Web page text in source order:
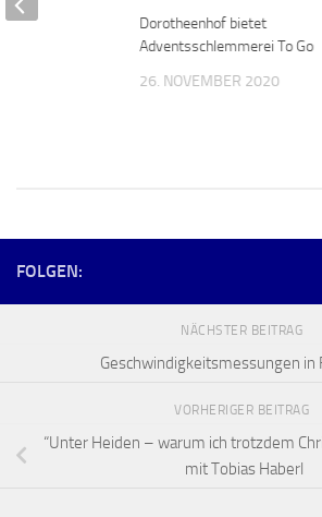
Dorotheenhof bietet
Adventsschlemmerei To Go
26. NOVEMBER 2020
FOLGEN:
NÄCHSTER BEITRAG
Geschwindigkeitsmessungen in
VORHERIGER BEITRAG
“Unter Heiden – warum ich trotzdem
mit Tobias Haberl